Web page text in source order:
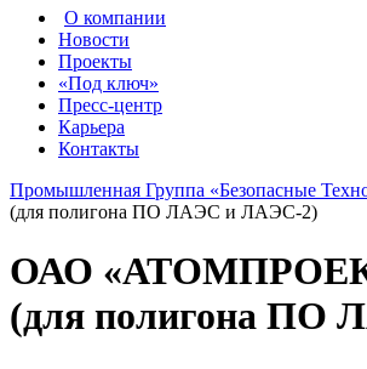
О компании
Новости
Проекты
«Под ключ»
Пресс-центр
Карьера
Контакты
Промышленная Группа «Безопасные
(для полигона ПО ЛАЭС и ЛАЭС-2)
ОАО
(для полигона ПО